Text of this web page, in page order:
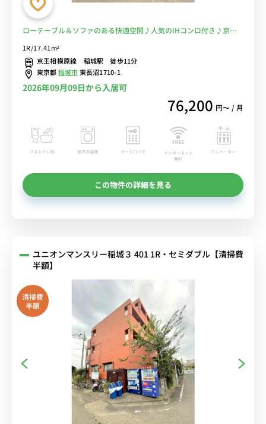
ローテーブル＆ソファのある快適空間♪人気のIHコンロ付き♪京王
稲城」あり■選べるWi-Fi格安レンタル中！
1R/17.41m²
京王相模原線 稲城駅 徒歩11分
東京都稲城市東長沼1710-1
2026年09月09日から入居可
76,200 円〜 / 月
バストイレ別 室内洗濯機 オートロック
インターネット
無料
エレベーター
この物件の詳細を見る
ユニオンマンスリー稲城３ 401 1R・セミダブル【清掃費
半額】
清掃費
半額